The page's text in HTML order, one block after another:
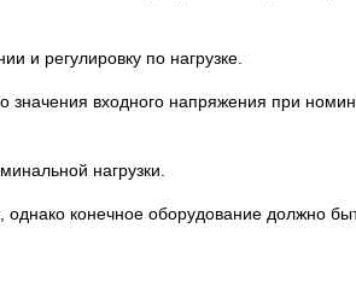
и регулировку по нагрузке.
значения входного напряжения при
нагрузки.
однако конечное оборудование должно